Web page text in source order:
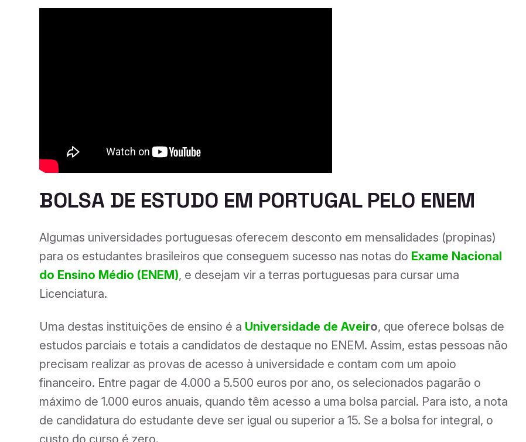
BOLSA DE ESTUDO EM PORTUGAL PELO ENEM
Algumas universidades portuguesas oferecem desconto em mensalidades (propinas)
para os estudantes brasileiros que conseguem sucesso nas notas do Exame Nacional
do Ensino Médio (ENEM), e desejam vir a terras portuguesas para cursar uma
Licenciatura.
Uma destas instituições de ensino é a Universidade de Aveiro, que oferece bolsas de
estudos parciais e totais a candidatos de destaque no ENEM. Assim, estas pessoas não
precisam realizar as provas de acesso à universidade e contam com um apoio
financeiro. Entre pagar de 4.000 a 5.500 euros por ano, os selecionados pagarão o
máximo de 1.000 euros anuais, quando têm acesso a uma bolsa parcial. Para isto, a nota
de candidatura do estudante deve ser igual ou superior a 15. Se a bolsa for integral, o
custo do curso é zero.